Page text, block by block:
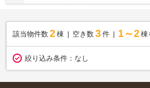
該当物件数 2棟 空き数 3 件 1～2 棟
絞り込み条件： なし